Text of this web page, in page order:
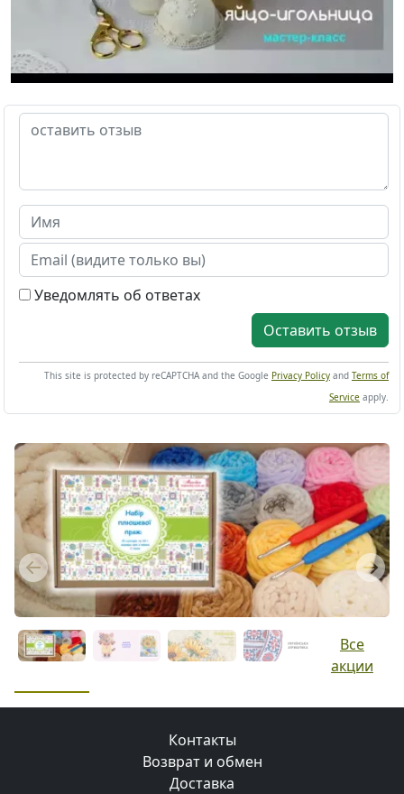
Уведомлять об ответах
Оставить отзыв
This site is protected by reCAPTCHA and the Google Privacy Policy and Terms of
Service apply.
Previous Next
Все
акции
Контакты
Возврат и обмен
Доставка